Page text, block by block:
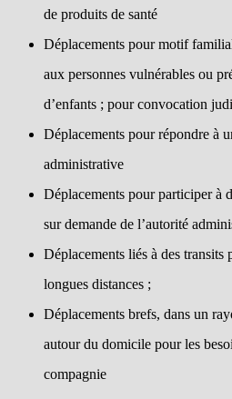
de produits de santé
Déplacements pour motif
aux personnes vulnérables ou
d’enfants ; pour convocation
Déplacements pour répondre à
administrative
Déplacements pour participer à
sur demande de l’autorité
Déplacements liés à des transits
longues distances ;
Déplacements brefs, dans un
autour du domicile pour les
compagnie